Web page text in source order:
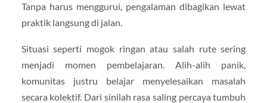
Tanpa harus menggurui, pengalaman dibagikan lewat
praktik langsung di jalan.
Situasi seperti mogok ringan atau salah rute sering
menjadi momen pembelajaran. Alih-alih panik,
komunitas justru belajar menyelesaikan masalah
secara kolektif. Dari sinilah rasa saling percaya tumbuh